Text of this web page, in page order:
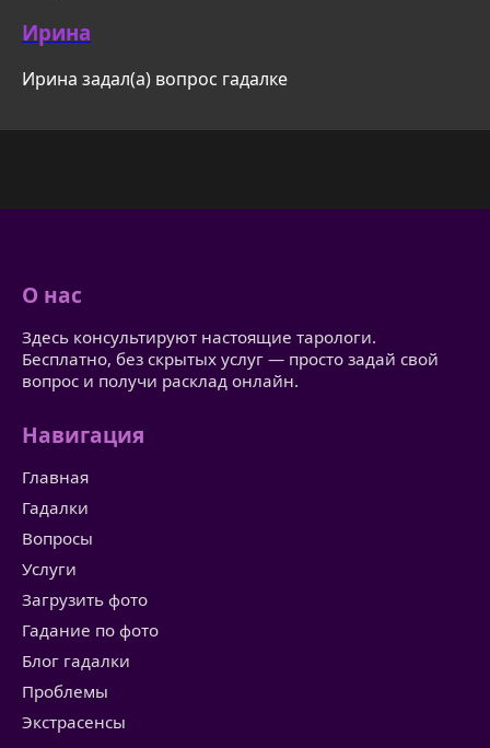
Ирина
Ирина задал(а) вопрос гадалке
О нас
Здесь консультируют настоящие тарологи.
Бесплатно, без скрытых услуг — просто задай свой
вопрос и получи расклад онлайн.
Навигация
Главная
Гадалки
Вопросы
Услуги
Загрузить фото
Гадание по фото
Блог гадалки
Проблемы
Экстрасенсы